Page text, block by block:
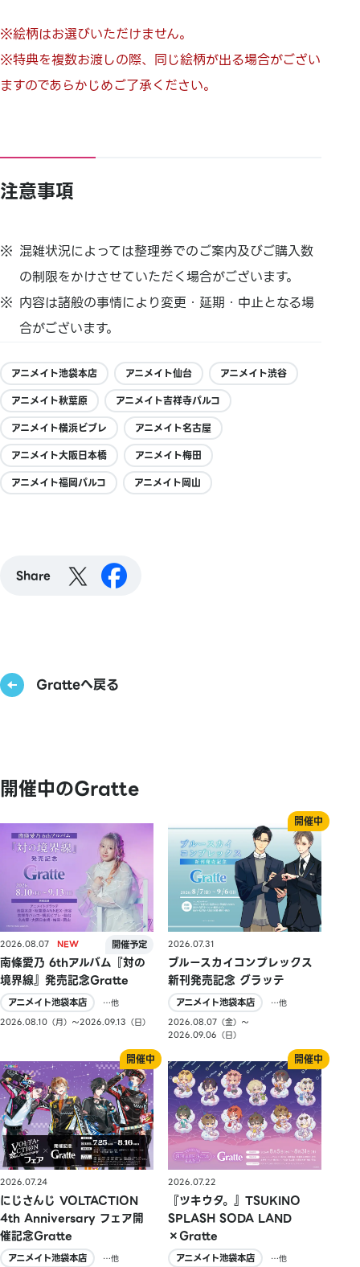
※絵柄はお選びいただけません。
※特典を複数お渡しの際、同じ絵柄が出る場合がござい
ますのであらかじめご了承ください。
注意事項
混雑状況によっては整理券でのご案内及びご購入数
の制限をかけさせていただく場合がございます。
内容は諸般の事情により変更・延期・中止となる場
合がございます。
アニメイト池袋本店 アニメイト仙台
アニメイト渋谷
アニメイト秋葉原
アニメイト吉祥寺パルコ
アニメイト横浜ビブレ
アニメイト名古屋
アニメイト大阪日本橋
アニメイト梅田
アニメイト福岡パルコ
アニメイト岡山
Share
Gratteへ戻る
開催中のGratte
2026.08.07
南條愛乃 6thアルバム『対の
境界線』発売記念Gratte
アニメイト池袋本店
…他
2026.08.10（月）〜2026.09.13（日）
2026.07.31
ブルースカイコンプレックス
新刊発売記念 グラッテ
アニメイト池袋本店
…他
2026.08.07（金）〜
2026.09.06（日）
2026.07.24
にじさんじ VOLTACTION
4th Anniversary フェア開
催記念Gratte
アニメイト池袋本店
…他
2026.07.22
『ツキウタ。』TSUKINO
SPLASH SODA LAND
×Gratte
アニメイト池袋本店
…他